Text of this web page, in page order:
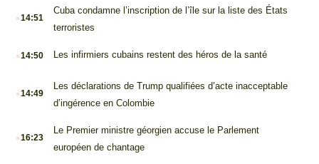
.14:51
Cuba condamne l’inscription de l’île sur la liste des États
terroristes
.14:50 Les infirmiers cubains restent des héros de la santé
.14:49
Les déclarations de Trump qualifiées d’acte inacceptable
d’ingérence en Colombie
.16:23
Le Premier ministre géorgien accuse le Parlement
européen de chantage